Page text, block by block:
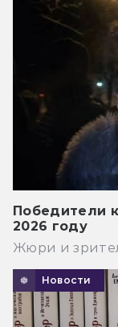
Победители
2026 году
Жюри и
Новости